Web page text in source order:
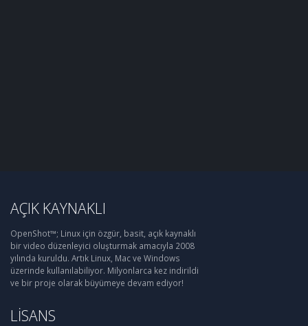
AÇIK KAYNAKLI
OpenShot™; Linux için özgür, basit, açık kaynaklı
bir video düzenleyici oluşturmak amacıyla 2008
yılında kuruldu. Artık Linux, Mac ve Windows
üzerinde kullanılabiliyor. Milyonlarca kez indirildi
ve bir proje olarak büyümeye devam ediyor!
LISANS